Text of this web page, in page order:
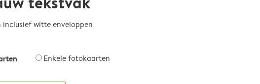
inclusief witte enveloppen
Enkele fotokaarten